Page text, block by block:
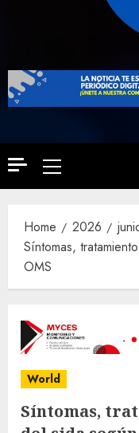
Primary
Menu
Home 2026
Síntomas,
OMS
World
Síntomas,